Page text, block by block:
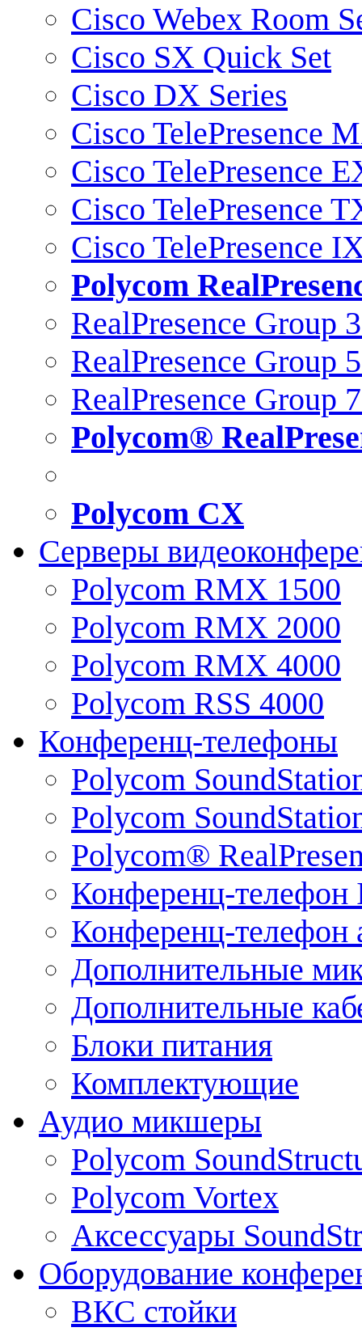
Cisco Webex Room
Cisco SX Quick Set
Cisco DX Series
Cisco TelePresence
Cisco TelePresence
Cisco TelePresence
Cisco TelePresence
Polycom
RealPresence Group
RealPresence Group
RealPresence Group
Polycom®
Polycom CX
Серверы
Polycom RMX 1500
Polycom RMX 2000
Polycom RMX 4000
Polycom RSS 4000
Конференц-телефоны
Polycom
Polycom
Polycom®
Конференц-телефон
Конференц-телефон
Дополнительные
Дополнительные
Блоки питания
Комплектующие
Аудио микшеры
Polycom
Polycom Vortex
Аксессуары
Оборудование
ВКС стойки